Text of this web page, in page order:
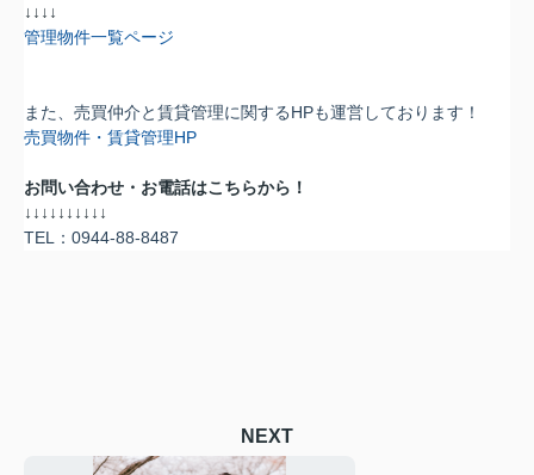
↓↓↓↓
管理物件一覧ページ
また、売買仲介と賃貸管理に関するHPも運営しております！
売買物件・賃貸管理HP
お問い合わせ・お電話はこちらから！
↓↓↓ ↓ ↓ ↓ ↓ ↓ ↓ ↓
TEL
： 0944-88-8487
NEXT